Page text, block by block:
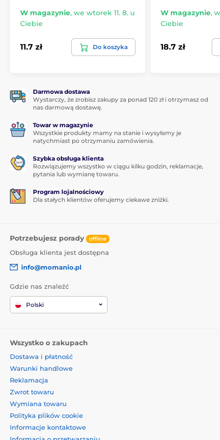
gwarantujeabsolutnie perfekcyjną przyczepność na
całej powierzchni
. Nie ma ryzyka odklejania się
Zawartość opakowania:
1x mokra ściereczka
1x usuwa kurz
W magazynie, we wtorek 11. 8. u
Ciebie
11.7 zł Do koszyka
W magazynie,
Ciebie
18.7 zł
Darmowa dostawa
Wystarczy, że zrobisz zakupy za ponad 120 zł i otrzymasz od
nas darmową dostawę.
Towar w magazynie
Wszystkie produkty mamy na stanie i wysyłamy je
natychmiast po otrzymaniu zamówienia.
Szybka obsługa klienta
Rozwiązujemy wszystko w ciągu kilku godzin, reklamacje,
pytania lub wymianę towaru.
Program lojalnościowy
Dla stałych klientów oferujemy ciekawe zniżki.
Potrzebujesz porady offline
Obsługa klienta jest dostępna
info@momanio.pl
Gdzie nas znaleźć
Polski
Wszystko o zakupach
Dostawa i płatność
Warunki handlowe
Reklamacja
Zwrot towaru
Wymiana towaru
Polityka plików cookie
Informacje kontaktowe